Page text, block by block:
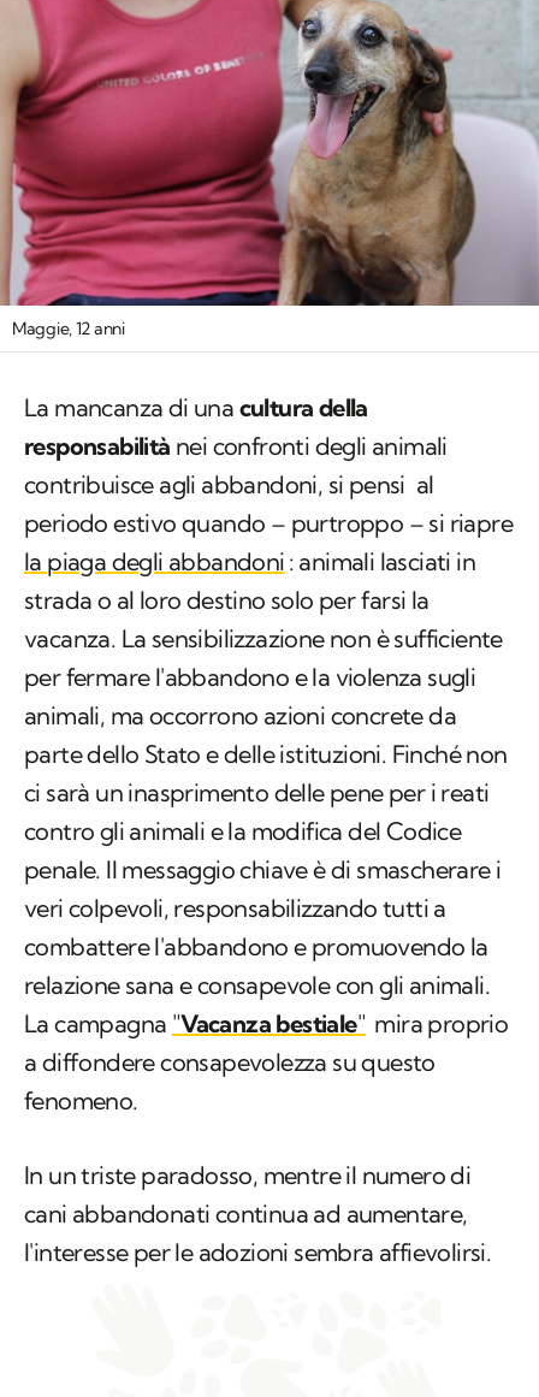
Maggie, 12 anni
La mancanza di una cultura della
responsabilità nei confronti degli animali
contribuisce agli abbandoni, si pensi al
periodo estivo quando – purtroppo – si riapre
la piaga degli abbandoni : animali lasciati in
strada o al loro destino solo per farsi la
vacanza. La sensibilizzazione non è sufficiente
per fermare l'abbandono e la violenza sugli
animali, ma occorrono azioni concrete da
parte dello Stato e delle istituzioni. Finché non
ci sarà un inasprimento delle pene per i reati
contro gli animali e la modifica del Codice
penale. Il messaggio chiave è di smascherare i
veri colpevoli, responsabilizzando tutti a
combattere l'abbandono e promuovendo la
relazione sana e consapevole con gli animali.
La campagna "Vacanza bestiale" mira proprio
a diffondere consapevolezza su questo
fenomeno.
In un triste paradosso, mentre il numero di
cani abbandonati continua ad aumentare,
l'interesse per le adozioni sembra affievolirsi.